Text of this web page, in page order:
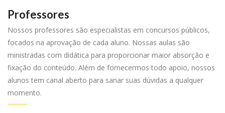
Professores
Nossos professores são especialistas em concursos públicos,
focados na aprovação de cada aluno. Nossas aulas são
ministradas com didática para proporcionar maior absorção e
fixação do conteúdo. Além de fornecermos todo apoio, nossos
alunos tem canal aberto para sanar suas dúvidas a qualquer
momento.